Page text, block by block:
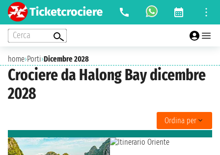
Cerca
home›Porti›Dicembre 2028
Crociere da Halong Bay dicembre
2028
Ordina per